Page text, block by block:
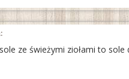
ze świeżymi ziołami to sole